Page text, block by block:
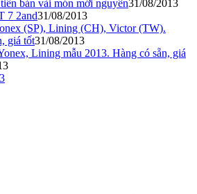
bán vài món mới nguyên31/08/2013
7 2and31/08/2013
(SP), Lining (CH), Victor (TW).
giá tốt31/08/2013
Lining mẫu 2013. Hàng có sẵn, giá